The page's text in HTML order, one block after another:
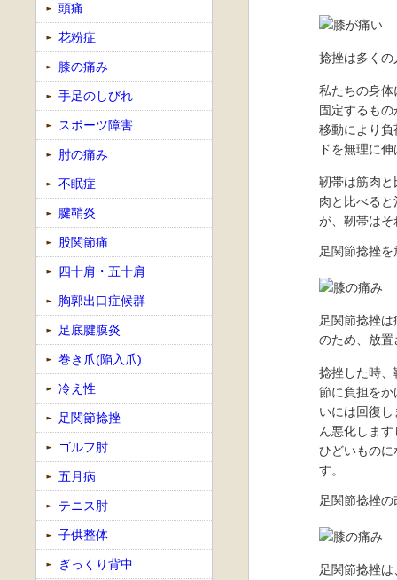
捻挫は多く
私たちの身
固定するも
移動により
ドを無理に
靭帯は筋肉
肉と比べる
が、靭帯は
足関節捻挫
足関節捻挫
のため、放
捻挫した時
節に負担を
いには回復
ん悪化しま
ひどいもの
す。
足関節捻挫
足関節捻挫
頭痛
花粉症
膝の痛み
手足のしびれ
スポーツ障害
肘の痛み
不眠症
腱鞘炎
股関節痛
四十肩・五十肩
胸郭出口症候群
足底腱膜炎
巻き爪(陥入爪)
冷え性
足関節捻挫
ゴルフ肘
五月病
テニス肘
子供整体
ぎっくり背中